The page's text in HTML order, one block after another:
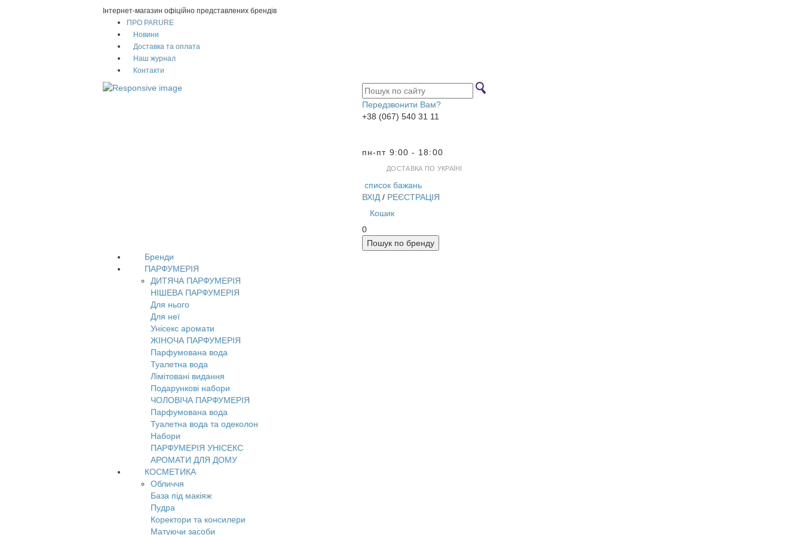
Інтернет-магазин офіційно представлених брендів
ПРО PARURE
Новини
Доставка та оплата
Наш журнал
Контакти
Передзвонити Вам?
+38 (067) 540 31 11
пн-пт 9:00 - 18:00
ДОСТАВКА ПО УКРАЇНІ
список бажань
ВХІД / РЕЄСТРАЦІЯ
Кошик
0
Пошук по бренду
Бренди
ПАРФУМЕРІЯ
ДИТЯЧА ПАРФУМЕРІЯ
НІШЕВА ПАРФУМЕРІЯ
Для нього
Для неї
Унісекс аромати
ЖІНОЧА ПАРФУМЕРІЯ
Парфумована вода
Туалетна вода
Лімітовані видання
Подарункові набори
ЧОЛОВІЧА ПАРФУМЕРІЯ
Парфумована вода
Туалетна вода та одеколон
Набори
ПАРФУМЕРІЯ УНІСЕКС
АРОМАТИ ДЛЯ ДОМУ
КОСМЕТИКА
Обличчя
База під макіяж
Пудра
Коректори та консилери
Матуючи засоби